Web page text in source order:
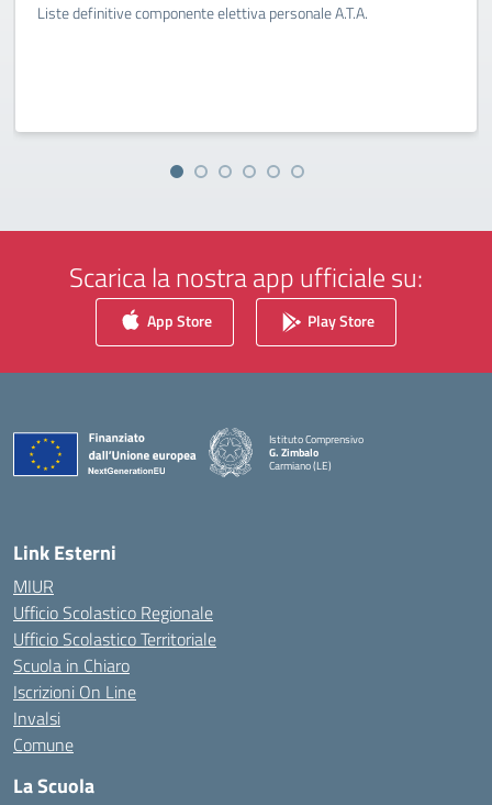
Liste definitive componente elettiva personale A.T.A.
Scarica la nostra app ufficiale su:
App Store Play Store
Istituto Comprensivo
G. Zimbalo
Carmiano (LE)
Link Esterni
MIUR
Ufficio Scolastico Regionale
Ufficio Scolastico Territoriale
Scuola in Chiaro
Iscrizioni On Line
Invalsi
Comune
La Scuola